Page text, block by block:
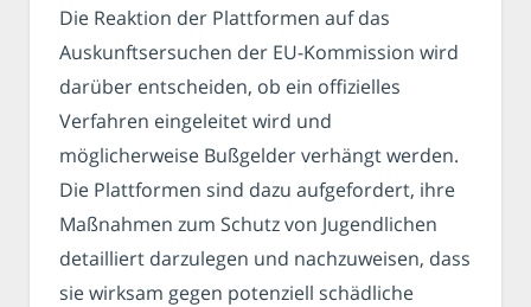
Die Reaktion der Plattformen auf das
Auskunftsersuchen der EU-Kommission wird
darüber entscheiden, ob ein offizielles
Verfahren eingeleitet wird und
möglicherweise Bußgelder verhängt werden.
Die Plattformen sind dazu aufgefordert, ihre
Maßnahmen zum Schutz von Jugendlichen
detailliert darzulegen und nachzuweisen, dass
sie wirksam gegen potenziell schädliche